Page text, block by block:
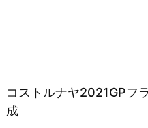
コストルナヤ2021GPフ
成